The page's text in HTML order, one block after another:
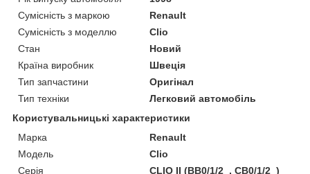
Сумісність з маркою
Renault
Сумісність з моделлю
Clio
Стан
Новий
Країна виробник
Швеція
Тип запчастини
Оригінал
Тип техніки
Легковий автомобіль
Користувальницькі характеристики
Марка
Renault
Мoдель
Clio
Серія
CLIO II (BB0/1/2_, CB0/1/2_)